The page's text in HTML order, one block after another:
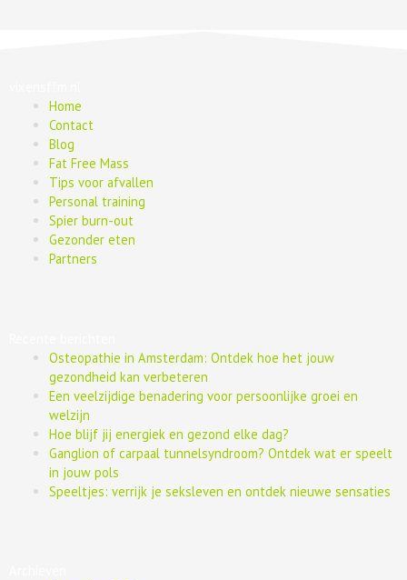
Home
Contact
Blog
Fat Free Mass
Tips voor afvallen
Personal training
Spier burn-out
Gezonder eten
Partners
Osteopathie in Amsterdam: Ontdek hoe het jouw
gezondheid kan verbeteren
Een veelzijdige benadering voor persoonlijke groei en
welzijn
Hoe blijf jij energiek en gezond elke dag?
Ganglion of carpaal tunnelsyndroom? Ontdek wat er speelt
in jouw pols
Speeltjes: verrijk je seksleven en ontdek nieuwe sensaties